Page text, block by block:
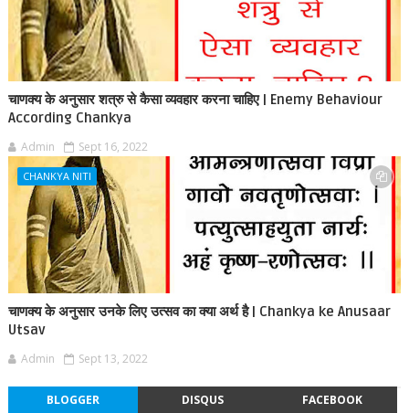
चाणक्य के अनुसार शत्रु से कैसा व्यवहार करना चाहिए | Enemy Behaviour
According Chankya
Admin Sept 16, 2022
CHANKYA NITI
चाणक्य के अनुसार उनके लिए उत्सव का क्या अर्थ है | Chankya ke Anusaar
Utsav
Admin Sept 13, 2022
BLOGGER DISQUS FACEBOOK